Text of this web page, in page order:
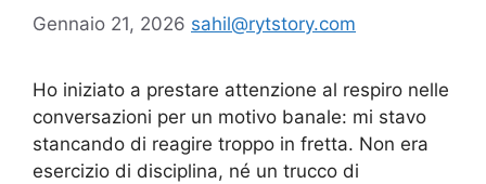
Gennaio 21, 2026 sahil@rytstory.com
Ho iniziato a prestare attenzione al respiro nelle
conversazioni per un motivo banale: mi stavo
stancando di reagire troppo in fretta. Non era
esercizio di disciplina, né un trucco di